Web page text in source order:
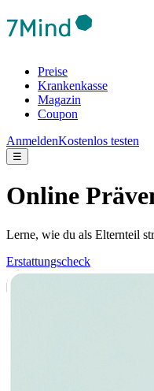
Preise
Krankenkasse
Magazin
Coupon
AnmeldenKostenlos testen
☰
Online
Lerne, wie du als Elternteil
Erstattungscheck